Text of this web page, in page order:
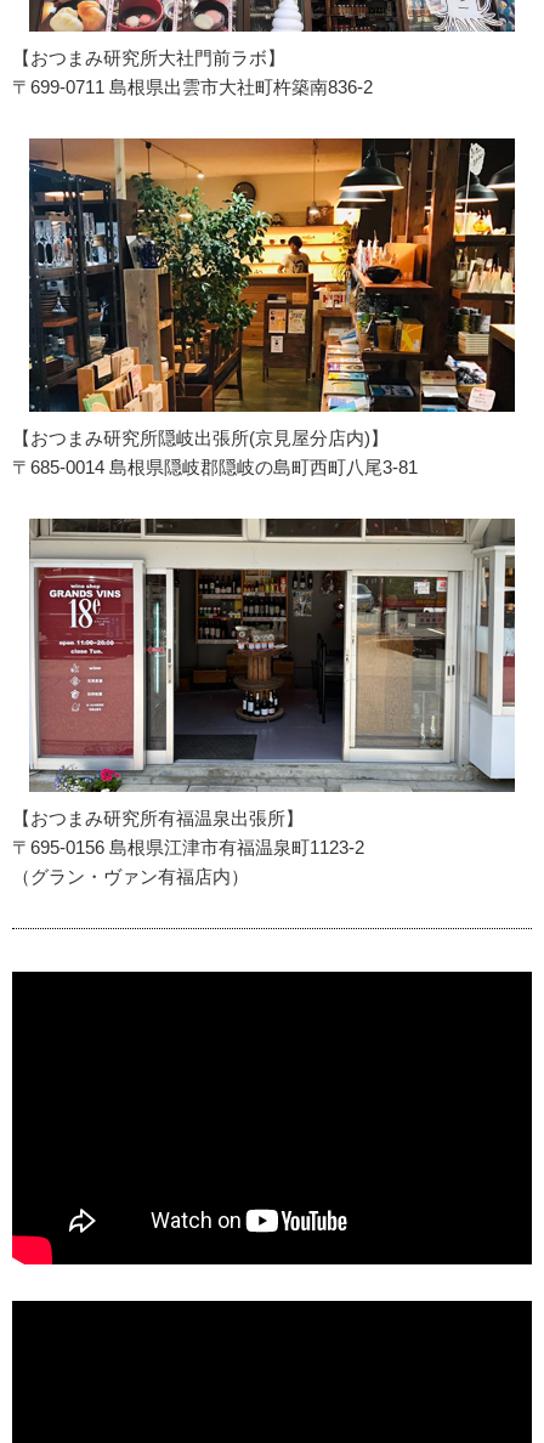
【おつまみ研究所大社門前ラボ】
〒699-0711 島根県出雲市大社町杵築南836-2
【おつまみ研究所隠岐出張所(京見屋分店内)】
〒685-0014 島根県隠岐郡隠岐の島町西町八尾3-81
【おつまみ研究所有福温泉出張所】
〒695-0156 島根県江津市有福温泉町1123-2
（グラン・ヴァン有福店内）